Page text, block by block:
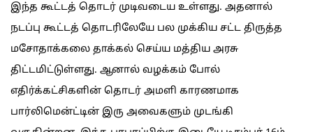
இந்த கூட்டத் தொடர் முடிவடைய உள்ளது. அதனால்
நடப்பு கூட்டத் தொடரிலேயே பல முக்கிய சட்ட திருத்த
மசோதாக்கலை தாக்கல் செய்ய மத்திய அரசு
திட்டமிட்டுள்ளது. ஆனால் வழக்கம் போல்
எதிர்க்கட்சிகளின் தொடர் அமளி காரணமாக
பார்லிமென்ட்டின் இரு அவைகளும் முடங்கி